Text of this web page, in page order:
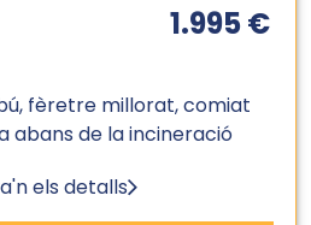
1.995 €
fèretre millorat, comiat
abans de la incineració
els detalls